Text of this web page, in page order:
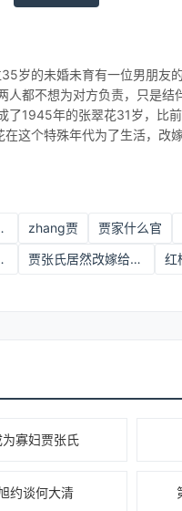
岁的未婚未育有一位男朋友
人都不想为对方负责，只是
了1945年的张翠花31岁，比
这个特殊年代为了生活，改
家人在这个火红年代生存
标志 zhang贾
贾家什么官
名字
贾张氏居然改嫁给了何大清的儿子 红
寡妇贾张氏
约谈何大清